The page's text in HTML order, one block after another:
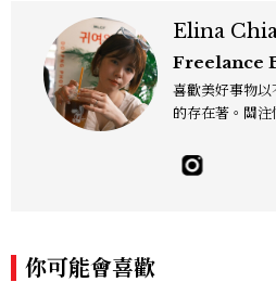
Elina
Freelance
喜歡美好事物
的存在著。關注
民！
t：
你可能會喜歡